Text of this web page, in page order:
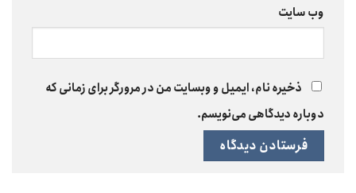
وب‌ سایت
ذخیره نام، ایمیل و وبسایت من در مرورگر برای زمانی که
دوباره دیدگاهی می‌نویسم.